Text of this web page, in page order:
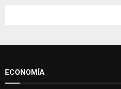
o
ECONOMÍA